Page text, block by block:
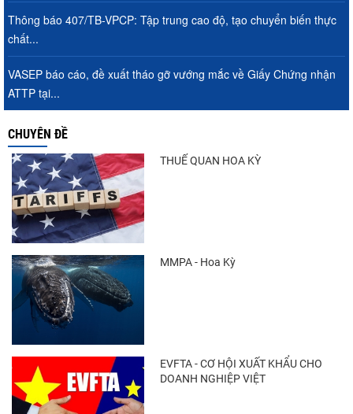
Thông báo 407/TB-VPCP: Tập trung cao độ, tạo chuyển biến thực
chất...
VASEP báo cáo, đề xuất tháo gỡ vướng mắc về Giấy Chứng nhận
ATTP tại...
CHUYÊN ĐỀ
THUẾ QUAN HOA KỲ
MMPA - Hoa Kỳ
EVFTA - CƠ HỘI XUẤT KHẨU CHO
DOANH NGHIỆP VIỆT